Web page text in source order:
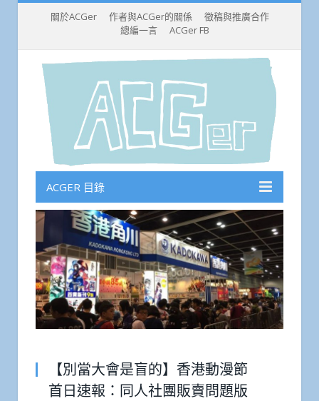
關於ACGer 作者與ACGer的關係
徵稿與推廣合作
總編一言
ACGer FB
ACGER 目錄
【別當大會是盲的】香港動漫節
首日速報：同人社團販賣問題版